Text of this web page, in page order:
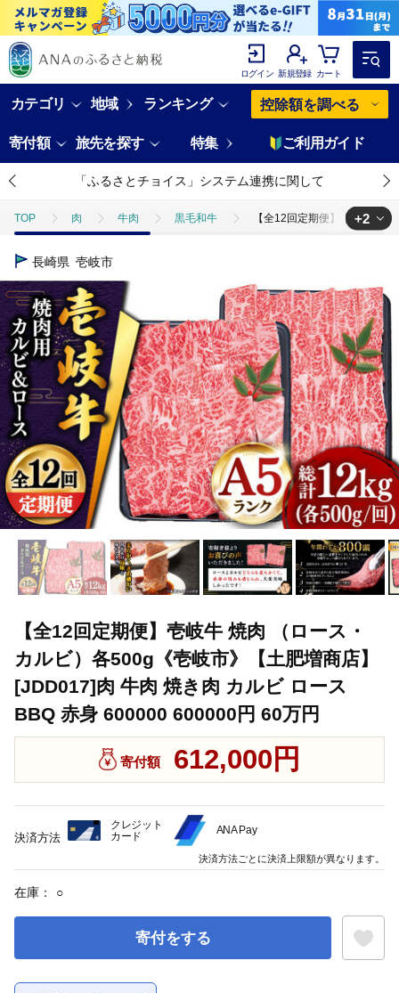
ログイン 新規登録 カート
カテゴリ 地域 ランキング 控除額を調べる
寄付額 旅先を探す 特集 ご利用ガイド
「ふるさとチョイス」システム連携に関して
TOP 肉 牛肉 黒毛和牛 【全12回定期便】壱岐牛 焼
TOP
TOP 定期便 【全12回定期便】壱岐牛 焼肉 （
+2
長崎県 壱岐市
【全12回定期便】壱岐牛 焼肉 （ロース・
カルビ）各500g《壱岐市》【土肥増商店】
[JDD017]肉 牛肉 焼き肉 カルビ ロース
BBQ 赤身 600000 600000円 60万円
寄付額 612,000円
在庫： ○
寄付をする
決済方法
クレジット
カード
ANA Pay
決済方法ごとに決済上限額が異なります。